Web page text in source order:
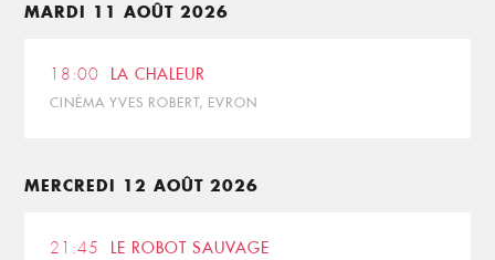
MARDI 11 AOÛT 2026
18:00 LA CHALEUR
CINÉMA YVES ROBERT, EVRON
MERCREDI 12 AOÛT 2026
21:45 LE ROBOT SAUVAGE